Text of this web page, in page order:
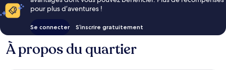
pour plus d’aventures !
Se connecter S’inscrire gratuitement
À propos du quartier